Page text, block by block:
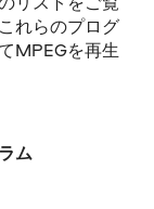
れらのプログ
MPEGを再生
ム